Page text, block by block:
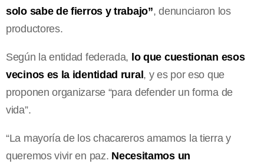
solo sabe de fierros y trabajo”, denunciaron los
productores.
Según la entidad federada, lo que cuestionan esos
vecinos es la identidad rural, y es por eso que
proponen organizarse “para defender un forma de
vida”.
“La mayoría de los chacareros amamos la tierra y
queremos vivir en paz. Necesitamos un